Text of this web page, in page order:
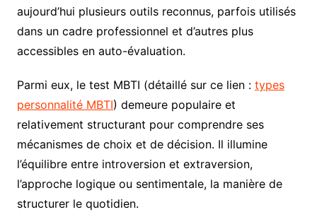
aujourd’hui plusieurs outils reconnus, parfois utilisés
dans un cadre professionnel et d’autres plus
accessibles en auto-évaluation.
Parmi eux, le test MBTI (détaillé sur ce lien : types
personnalité MBTI) demeure populaire et
relativement structurant pour comprendre ses
mécanismes de choix et de décision. Il illumine
l’équilibre entre introversion et extraversion,
l’approche logique ou sentimentale, la manière de
structurer le quotidien.